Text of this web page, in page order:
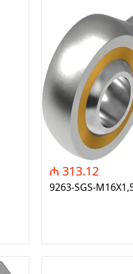
₼ 313.12
9263-SGS-